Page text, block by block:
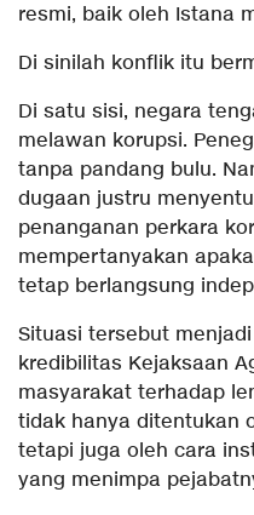
resmi, baik oleh Istana
Di sinilah konflik itu
Di satu sisi, negara
melawan korupsi.
tanpa pandang bulu.
dugaan justru
penanganan perkara
mempertanyakan
tetap berlangsung
Situasi tersebut
kredibilitas Kejaksaan
masyarakat terhadap
tidak hanya ditentukan
tetapi juga oleh cara
yang menimpa